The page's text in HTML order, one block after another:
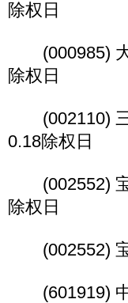
除权日
(000985) 大
除权日
(002110) 三
0.18除权日
(002552) 宝
除权日
(002552) 宝
(601919) 中